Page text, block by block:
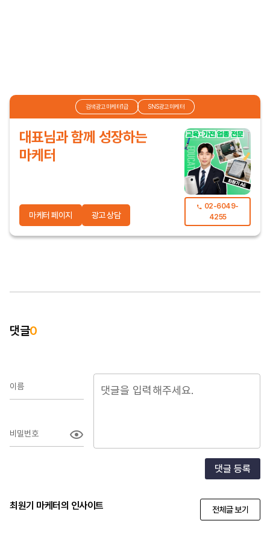
검색광고마케터1급 SNS광고마케터
대표님과 함께 성장하는
마케터
마케터 페이지 광고 상담
02-6049-
4255
댓글0
이름
비밀번호
댓글 등록
최원기 마케터의 인사이트 전체글 보기